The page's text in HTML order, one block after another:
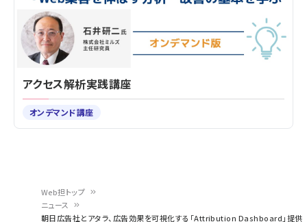
Web担トップ
ニュース
朝日広告社とアタラ、広告効果を可視化する「Attribution Dashboard」提供
アクセス解析実践講座
オンデマンド講座